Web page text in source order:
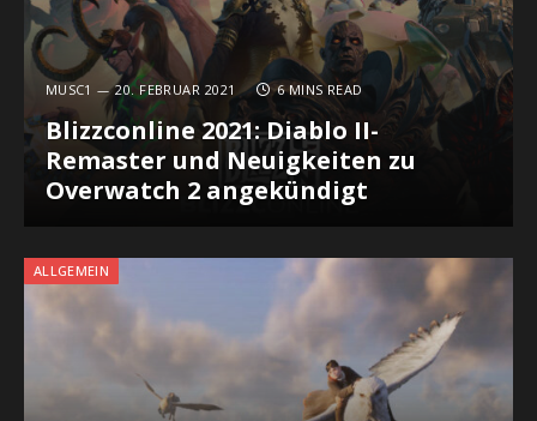
MUSC1 20. FEBRUAR 2021 6 MINS READ
Blizzconline 2021: Diablo II-
Remaster und Neuigkeiten zu
Overwatch 2 angekündigt
ALLGEMEIN